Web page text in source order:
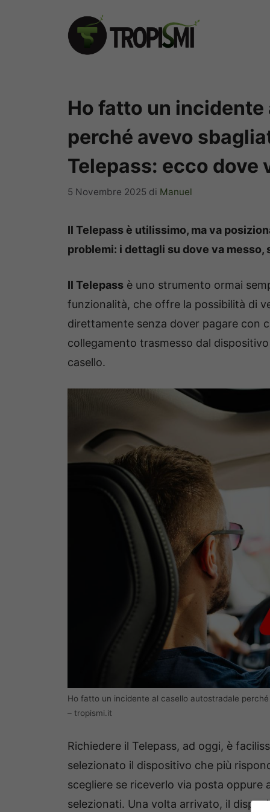
Ho fatto un
perché avevo
Telepass: ecco dove
5 Novembre 2025 di Manuel
Il Telepass è utilissimo, ma va
problemi: i dettagli su dove va messo,
Il Telepass è uno strumento ormai
funzionalità, che offre la possibilità di
direttamente senza dover pagare con
collegamento trasmesso dal
casello.
Ho fatto un incidente al casello autostradale
– tropismi.it
Richiedere il Telepass, ad oggi, è
selezionato il dispositivo che più
scegliere se riceverlo via posta
selezionati. Una volta arrivato, il